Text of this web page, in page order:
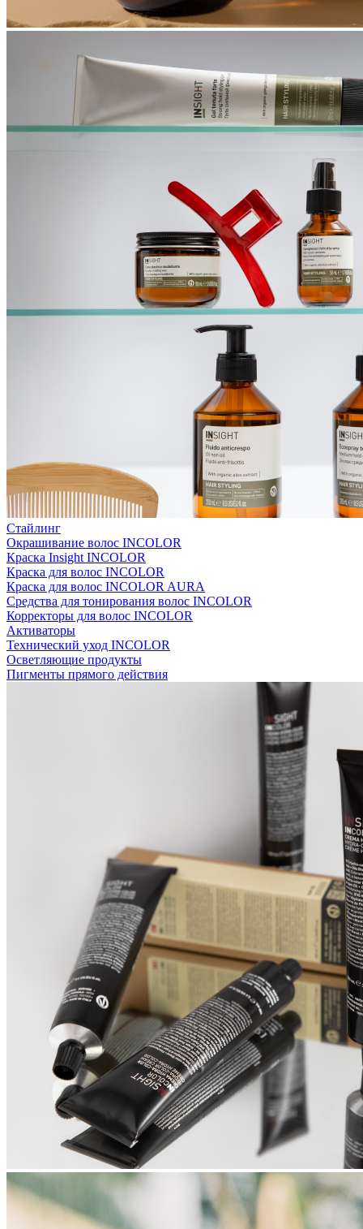
Стайлинг
Окрашивание волос INCOLOR
Краска Insight INCOLOR
Краска для волос INCOLOR
Краска для волос INCOLOR AURA
Средства для тонирования волос INCOLOR
Корректоры для волос INCOLOR
Активаторы
Технический уход INCOLOR
Осветляющие продукты
Пигменты прямого действия